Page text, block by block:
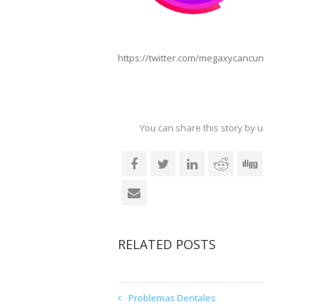
https://twitter.com/megaxycancun
You can share this story by using your
RELATED POSTS
Problemas Dentales